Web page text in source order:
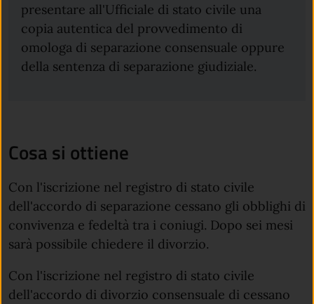
presentare all'Ufficiale di stato civile una
copia autentica del provvedimento di
omologa di separazione consensuale oppure
della sentenza di separazione giudiziale.
Cosa si ottiene
Con l'iscrizione nel registro di stato civile
dell'accordo di separazione cessano gli obblighi di
convivenza e fedeltà tra i coniugi. Dopo sei mesi
sarà possibile chiedere il divorzio.
Con l'iscrizione nel registro di stato civile
dell'accordo di divorzio consensuale di cessano